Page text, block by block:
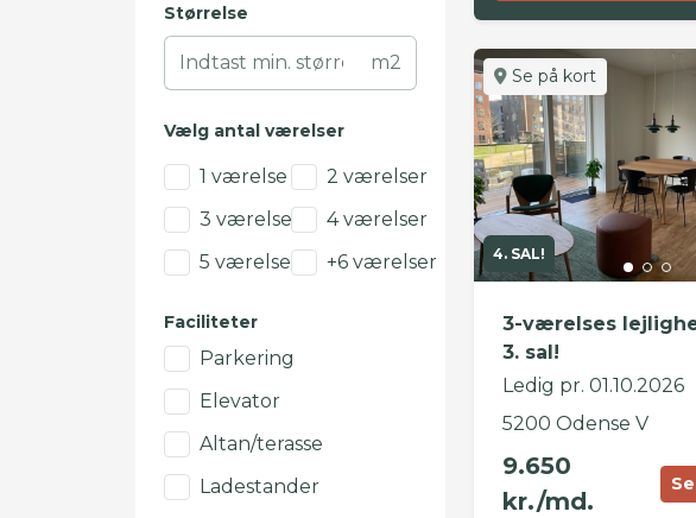
Størrelse
m2
Vælg antal værelser
1 værelse
2 værelser
3 værelser
4 værelser
5 værelser
+6 værelser
Faciliteter
Parkering
Elevator
Altan/terasse
Ladestander
Se på kort
4. SAL!
3-værelses
3. sal!
Ledig pr. 01.10.2026
5200 Odense V
9.650
kr./md.